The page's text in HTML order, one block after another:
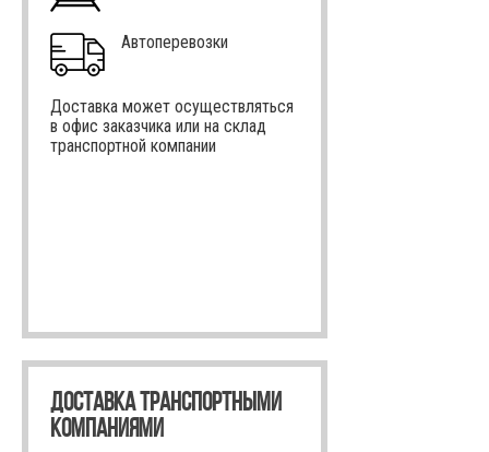
Автоперевозки
Доставка может осуществляться
в офис заказчика или на склад
транспортной компании
ДОСТАВКА ТРАНСПОРТНЫМИ
КОМПАНИЯМИ